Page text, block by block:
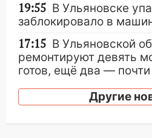
19:55 В Ульяновске
заблокировало в
17:15 В Ульяновской
ремонтируют девять
готов, ещё два —
17:00
урагана 8 августа
Другие